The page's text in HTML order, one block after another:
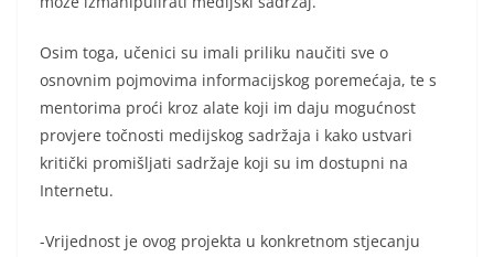
Osim toga, učenici su imali priliku naučiti sve o
osnovnim pojmovima informacijskog poremećaja, te s
mentorima proći kroz alate koji im daju mogućnost
provjere točnosti medijskog sadržaja i kako ustvari
kritički promišljati sadržaje koji su im dostupni na
Internetu.
-Vrijednost je ovog projekta u konkretnom stjecanju